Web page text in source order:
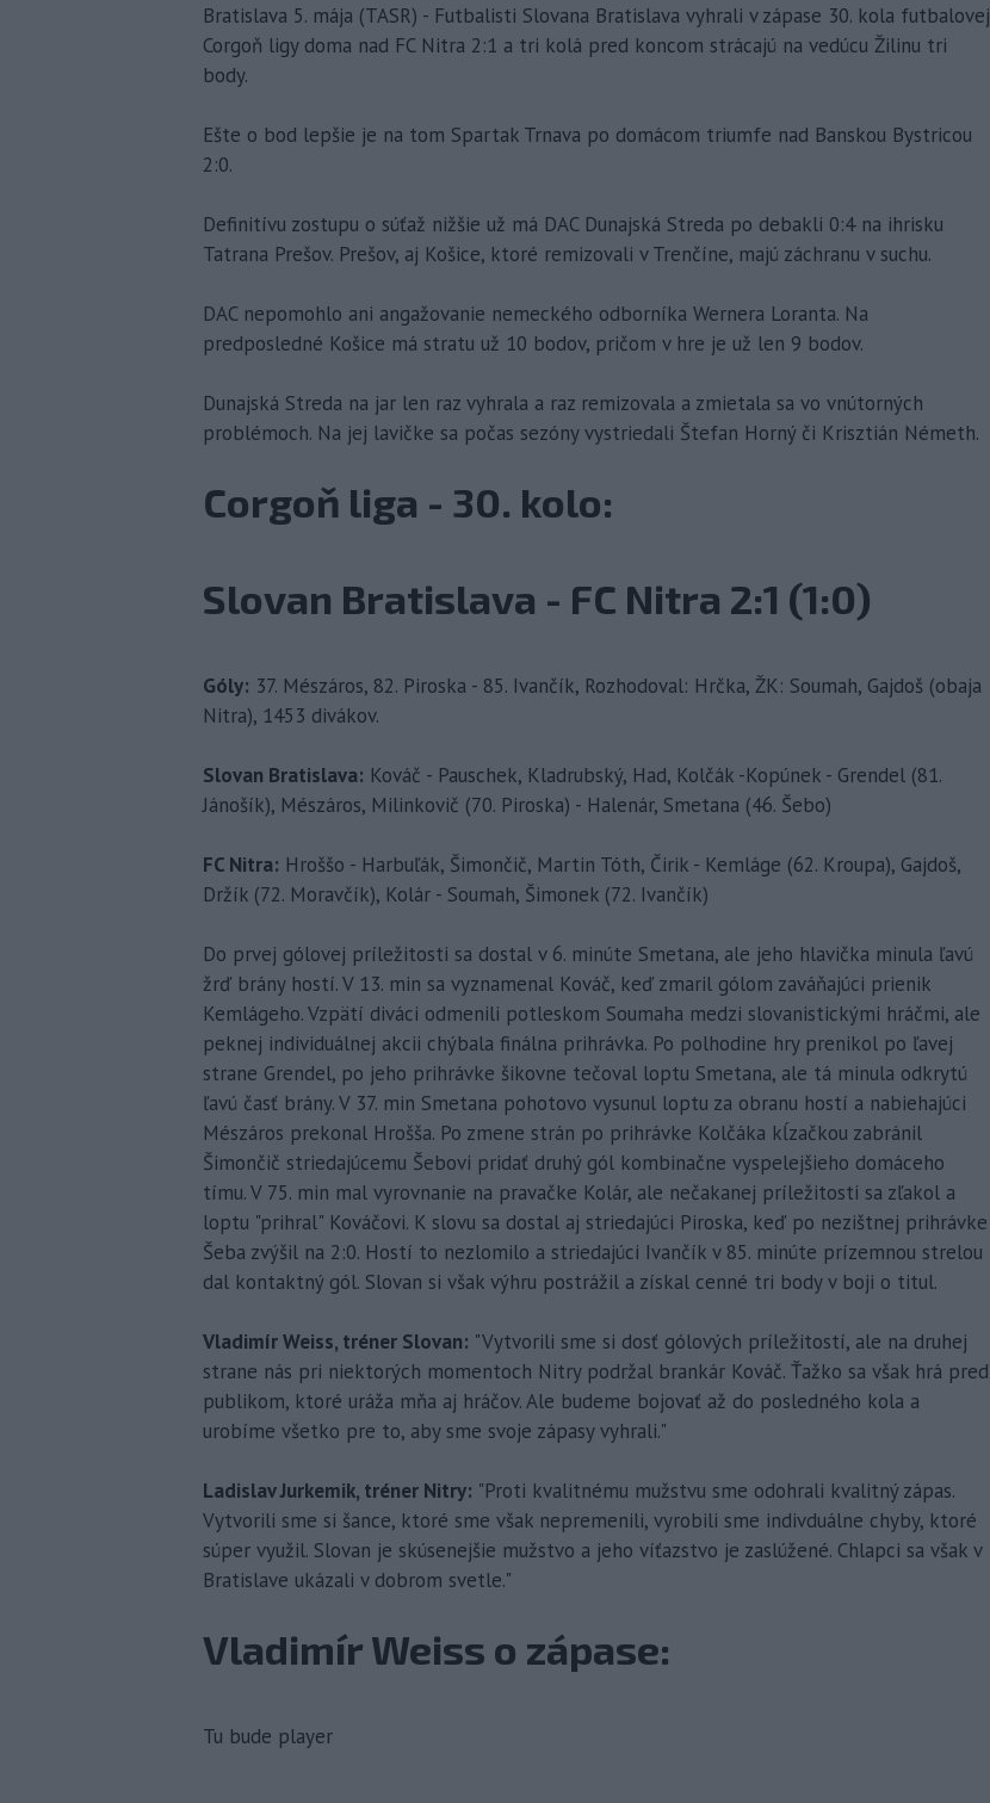
Bratislava 5. mája (TASR) - Futbalisti Slovana Bratislava vyhrali v zápase 30. kola futbalovej
Corgoň ligy doma nad FC Nitra 2:1 a tri kolá pred koncom strácajú na vedúcu Žilinu tri
body.
Ešte o bod lepšie je na tom Spartak Trnava po domácom triumfe nad Banskou Bystricou
2:0.
Definitívu zostupu o súťaž nižšie už má DAC Dunajská Streda po debakli 0:4 na ihrisku
Tatrana Prešov. Prešov, aj Košice, ktoré remizovali v Trenčíne, majú záchranu v suchu.
DAC nepomohlo ani angažovanie nemeckého odborníka Wernera Loranta. Na
predposledné Košice má stratu už 10 bodov, pričom v hre je už len 9 bodov.
Dunajská Streda na jar len raz vyhrala a raz remizovala a zmietala sa vo vnútorných
problémoch. Na jej lavičke sa počas sezóny vystriedali Štefan Horný či Krisztián Németh.
Corgoň liga - 30. kolo:
Slovan Bratislava - FC Nitra 2:1 (1:0)
Góly: 37. Mészáros, 82. Piroska - 85. Ivančík, Rozhodoval: Hrčka, ŽK: Soumah, Gajdoš (obaja
Nitra), 1453 divákov.
Slovan Bratislava: Kováč - Pauschek, Kladrubský, Had, Kolčák -Kopúnek - Grendel (81.
Jánošík), Mészáros, Milinkovič (70. Piroska) - Halenár, Smetana (46. Šebo)
FC Nitra: Hroššo - Harbuľák, Šimončič, Martin Tóth, Čirik - Kemláge (62. Kroupa), Gajdoš,
Držík (72. Moravčík), Kolár - Soumah, Šimonek (72. Ivančík)
Do prvej gólovej príležitosti sa dostal v 6. minúte Smetana, ale jeho hlavička minula ľavú
žrď brány hostí. V 13. min sa vyznamenal Kováč, keď zmaril gólom zaváňajúci prienik
Kemlágeho. Vzpätí diváci odmenili potleskom Soumaha medzi slovanistickými hráčmi, ale
peknej individuálnej akcii chýbala finálna prihrávka. Po polhodine hry prenikol po ľavej
strane Grendel, po jeho prihrávke šikovne tečoval loptu Smetana, ale tá minula odkrytú
ľavú časť brány. V 37. min Smetana pohotovo vysunul loptu za obranu hostí a nabiehajúci
Mészáros prekonal Hrošša. Po zmene strán po prihrávke Kolčáka kĺzačkou zabránil
Šimončič striedajúcemu Šebovi pridať druhý gól kombinačne vyspelejšieho domáceho
tímu. V 75. min mal vyrovnanie na pravačke Kolár, ale nečakanej príležitosti sa zľakol a
loptu "prihral" Kováčovi. K slovu sa dostal aj striedajúci Piroska, keď po nezištnej prihrávke
Šeba zvýšil na 2:0. Hostí to nezlomilo a striedajúci Ivančík v 85. minúte prízemnou strelou
dal kontaktný gól. Slovan si však výhru postrážil a získal cenné tri body v boji o titul.
Vladimír Weiss, tréner Slovan: "Vytvorili sme si dosť gólových príležitostí, ale na druhej
strane nás pri niektorých momentoch Nitry podržal brankár Kováč. Ťažko sa však hrá pred
publikom, ktoré uráža mňa aj hráčov. Ale budeme bojovať až do posledného kola a
urobíme všetko pre to, aby sme svoje zápasy vyhrali."
Ladislav Jurkemik, tréner Nitry: "Proti kvalitnému mužstvu sme odohrali kvalitný zápas.
Vytvorili sme si šance, ktoré sme však nepremenili, vyrobili sme indivduálne chyby, ktoré
súper využil. Slovan je skúsenejšie mužstvo a jeho víťazstvo je zaslúžené. Chlapci sa však v
Bratislave ukázali v dobrom svetle."
Vladimír Weiss o zápase:
Tu bude player